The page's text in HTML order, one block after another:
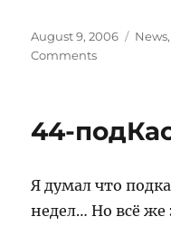
Posted
on
August 9, 2006 News,
Commentson
44-
Я думал что
недел… Но всё же